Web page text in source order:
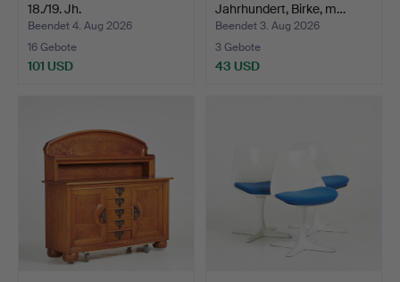
18./19. Jh.
Beendet 4. Aug 2026
16 Gebote
101 USD
Jahrhundert, Birke, m…
Beendet 3. Aug 2026
3 Gebote
43 USD